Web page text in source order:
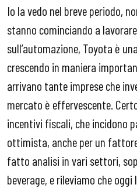
Io la vedo nel breve periodo,
stanno cominciando a
sull’automazione, Toyota è
crescendo in maniera
arrivano tante imprese che
mercato è effervescente.
incentivi fiscali, che incidono
ottimista, anche per un
fatto analisi in vari settori,
beverage, e rileviamo che